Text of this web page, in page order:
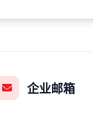
企业邮箱